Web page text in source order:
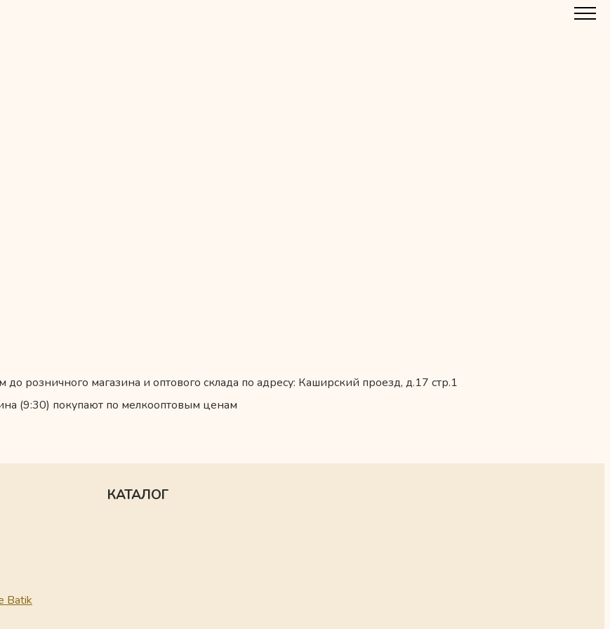
розничного магазина и оптового склада по адресу: Каширский проезд, д.17 стр.1
(9:30) покупают по мелкооптовым ценам
КАТАЛОГ
Batik